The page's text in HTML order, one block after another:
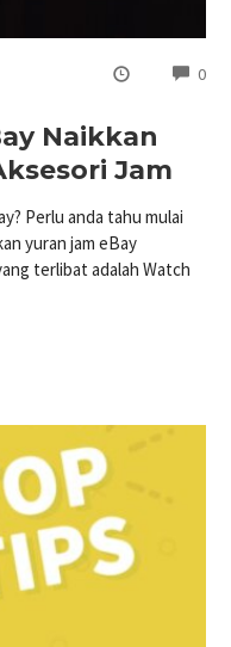
0
Naikkan
Jam
Perlu anda tahu mulai
yuran jam eBay
terlibat adalah Watch